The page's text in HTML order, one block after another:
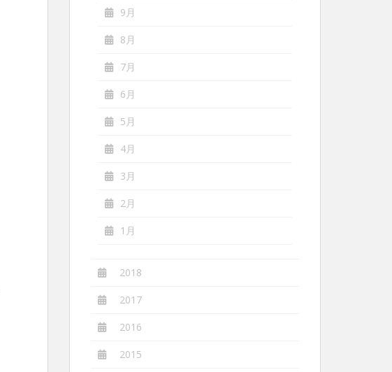
9月
8月
7月
6月
5月
4月
3月
2月
1月
2018
2017
2016
2015